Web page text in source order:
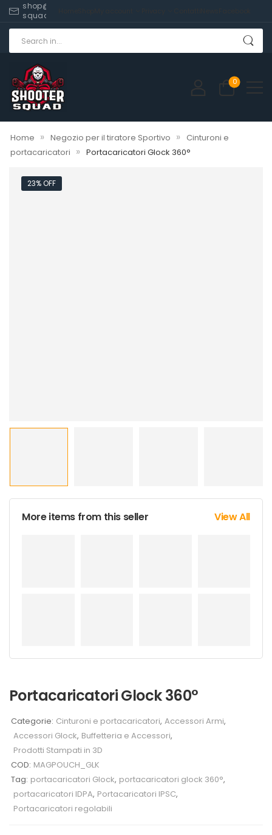
shop@shooter-
squad.com
0
Home » Negozio per il tiratore Sportivo »
Cinturoni e
portacaricatori » Portacaricatori Glock 360°
23% OFF
More items from this seller View All
Portacaricatori Glock 360°
Categorie: Cinturoni e portacaricatori, Accessori Armi,
Accessori Glock, Buffetteria e Accessori,
Prodotti Stampati in 3D
COD: MAGPOUCH_GLK
Tag: portacaricatori Glock, portacaricatori glock 360°,
portacaricatori IDPA, Portacaricatori IPSC,
Portacaricatori regolabili